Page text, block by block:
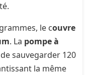
le couvre
. La pompe à
sauvegarder 120
la même